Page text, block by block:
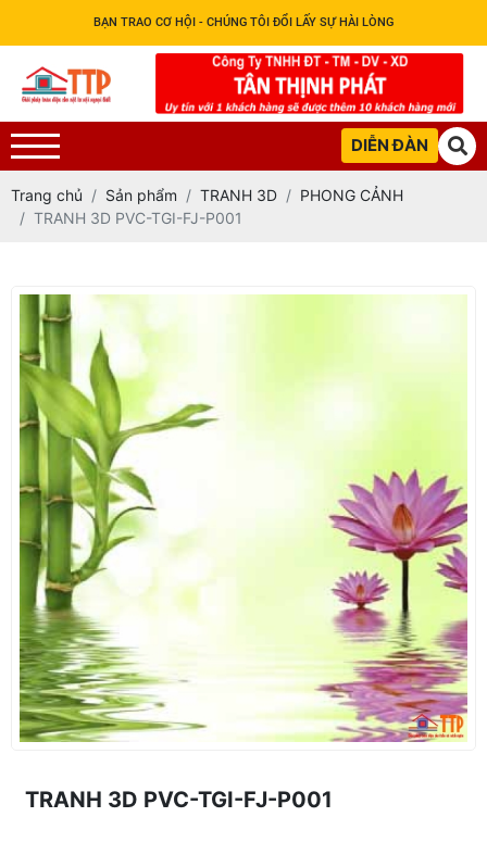
BẠN TRAO CƠ HỘI - CHÚNG TÔI ĐỔI LẤY SỰ HÀI LÒNG
DIỄN ĐÀN
Trang chủ Sản phẩm TRANH 3D
PHONG CẢNH
TRANH 3D PVC-TGI-FJ-P001
TRANH 3D PVC-TGI-FJ-P001